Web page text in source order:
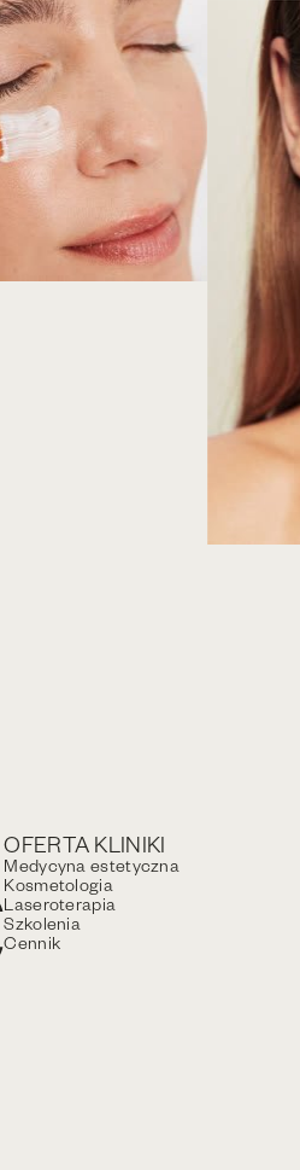
OFERTA KLINIKI
Medycyna estetyczna
Kosmetologia
Laseroterapia
Szkolenia
Cennik